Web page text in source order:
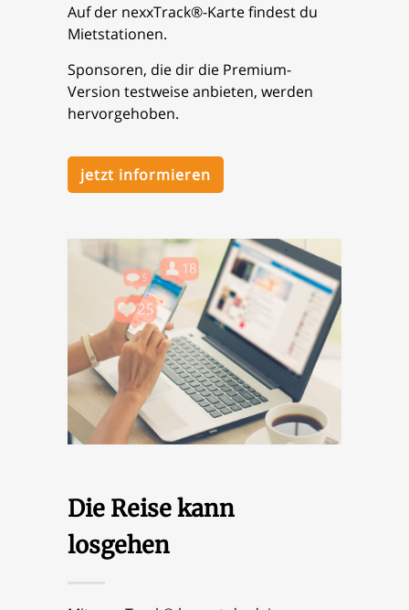
Auf der nexxTrack®-Karte findest du
Mietstationen.
Sponsoren, die dir die Premium-
Version testweise anbieten, werden
hervorgehoben.
jetzt informieren
Die Reise kann
losgehen